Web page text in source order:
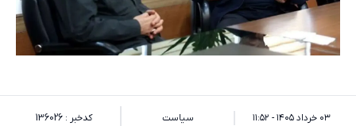
۰۳ خرداد ۱۴۰۵ - ۱۱:۵۲ سیاست کدخبر : 136026